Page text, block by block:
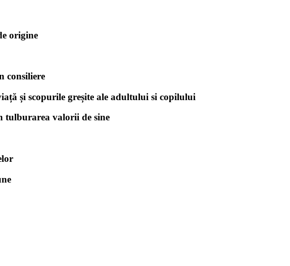
origine
consiliere
și scopurile greșite ale adultului si copilului
tulburarea valorii de sine